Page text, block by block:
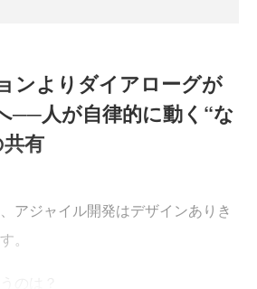
ンよりダイアローグが
──人が自律的に動く“な
有
アジャイル開発はデザインありき
。